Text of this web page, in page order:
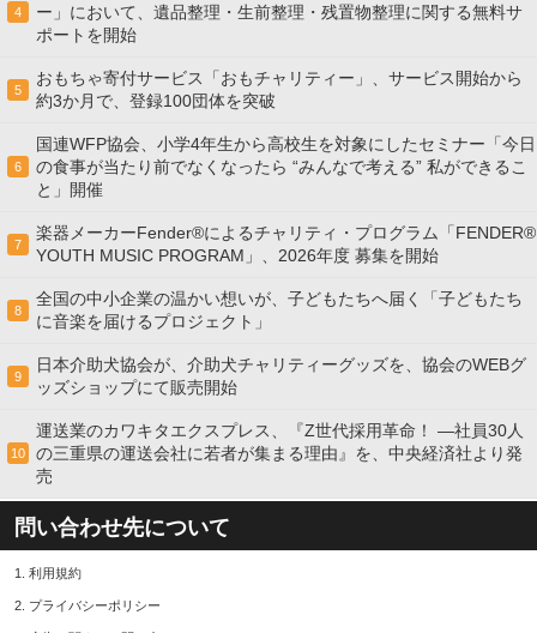
4
ー」において、遺品整理・生前整理・残置物整理に関する無料サ
ポートを開始
5
おもちゃ寄付サービス「おもチャリティー」、サービス開始から
約3か月で、登録100団体を突破
6
国連WFP協会、小学4年生から高校生を対象にしたセミナー「今日
の食事が当たり前でなくなったら “みんなで考える” 私ができるこ
と」開催
7
楽器メーカーFender®によるチャリティ・プログラム「FENDER®︎
YOUTH MUSIC PROGRAM」、2026年度 募集を開始
8
全国の中小企業の温かい想いが、子どもたちへ届く「子どもたち
に音楽を届けるプロジェクト」
9
日本介助犬協会が、介助犬チャリティーグッズを、協会のWEBグ
ッズショップにて販売開始
10
運送業のカワキタエクスプレス、『Z世代採用革命！ ―社員30人
の三重県の運送会社に若者が集まる理由』を、中央経済社より発
売
問い合わせ先について
1. 利用規約
2. プライバシーポリシー